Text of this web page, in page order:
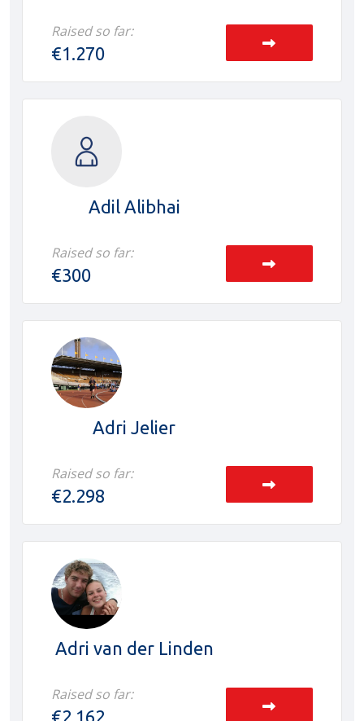
Raised so far:
€1.270
Adil Alibhai
Raised so far:
€300
Adri Jelier
Raised so far:
€2.298
Adri van der Linden
Raised so far:
€2.162